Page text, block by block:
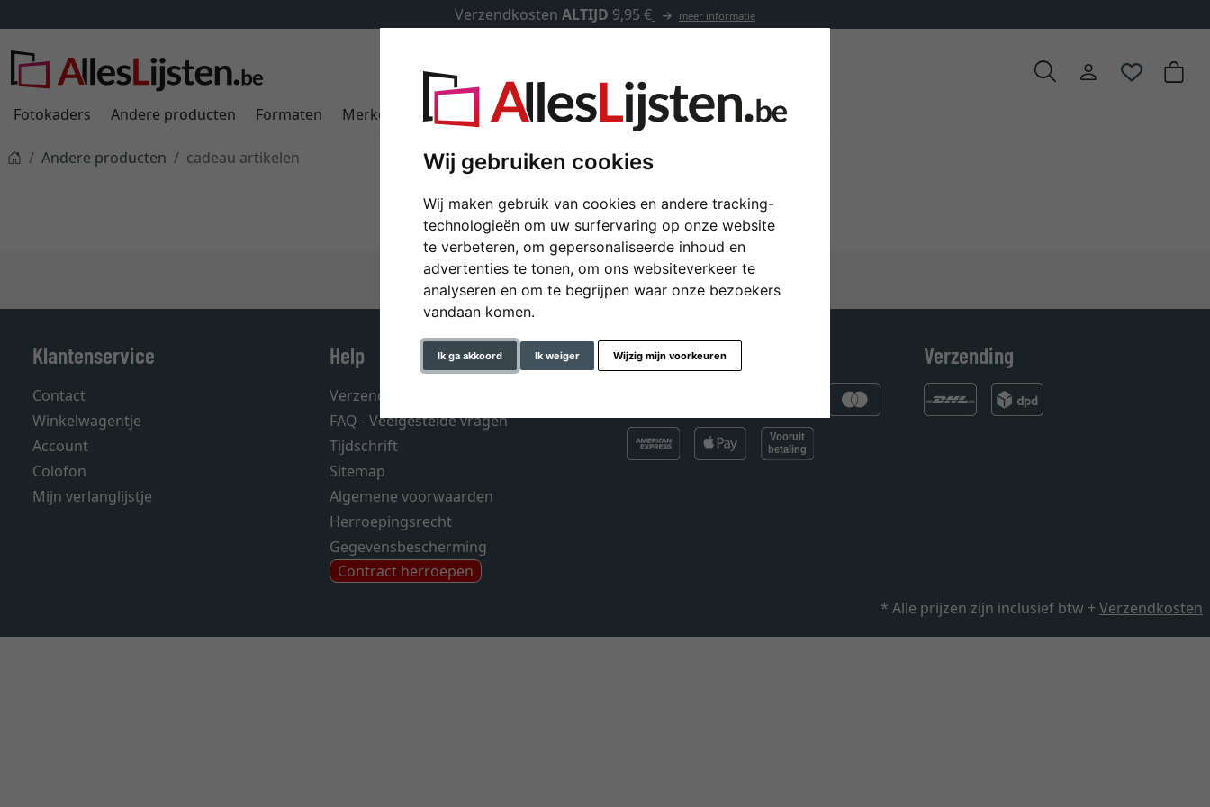
Wij gebruiken cookies
Wij maken gebruik van cookies en andere tracking-
technologieën om uw surfervaring op onze website
te verbeteren, om gepersonaliseerde inhoud en
advertenties te tonen, om ons websiteverkeer te
analyseren en om te begrijpen waar onze bezoekers
vandaan komen.
Ik ga akkoord Ik weiger Wijzig mijn voorkeuren
Verzendkosten ALTIJD 9,95 € meer informatie
Fotokaders Andere producten Formaten Merken Kaders op maat Passe-partouts Toebehoren
Andere producten cadeau artikelen
cadeau artikelen
Klantenservice
Contact
Winkelwagentje
Account
Colofon
Mijn verlanglijstje
Help
Verzending en kosten
FAQ - Veelgestelde vragen
Tijdschrift
Sitemap
Algemene voorwaarden
Herroepingsrecht
Gegevensbescherming
Contract herroepen
Betaalmethoden Verzending
* Alle prijzen zijn inclusief btw +Verzendkosten